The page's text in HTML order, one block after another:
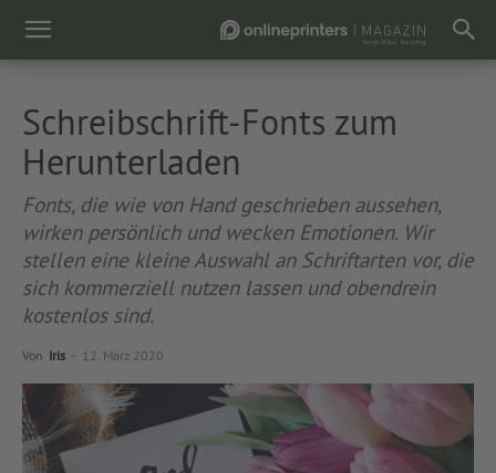
Schreibschrift-Fonts zum
Herunterladen
Fonts, die wie von Hand geschrieben aussehen,
wirken persönlich und wecken Emotionen. Wir
stellen eine kleine Auswahl an Schriftarten vor, die
sich kommerziell nutzen lassen und obendrein
kostenlos sind.
Von Iris - 12. März 2020